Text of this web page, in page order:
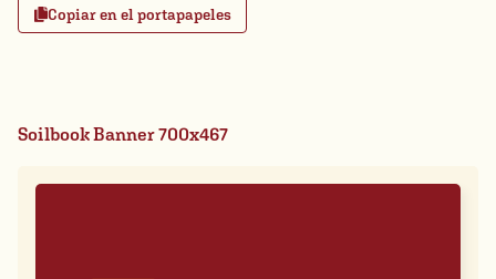
Copiar en el portapapeles
Soilbook Banner 700x467